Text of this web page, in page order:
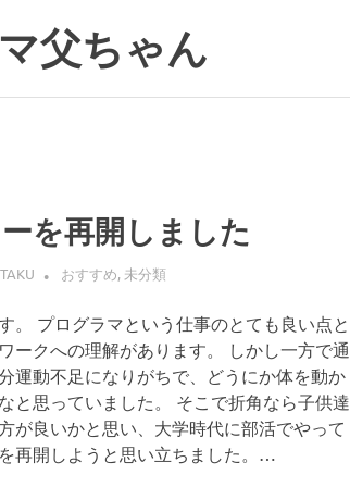
父ちゃん
を再開しました
TAKU おすすめ, 未分類
。 プログラマという仕事のとても良い点と
ークへの理解があります。 しかし一方で通
運動不足になりがちで、どうにか体を動か
と思っていました。 そこで折角なら子供達
が良いかと思い、大学時代に部活でやって
再開しようと思い立ちました。…